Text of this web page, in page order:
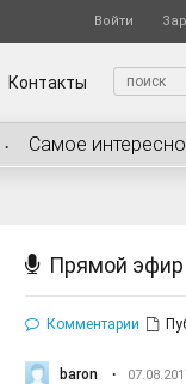
Войти
Контакты
Самое
Прямой эфир
Комментарии
baron